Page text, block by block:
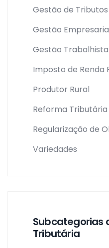
Gestão de Tributos
Gestão
Gestão Trabalhista
Imposto de Renda
Produtor Rural
Reforma Tributária
Regularização de
Variedades
Subcategorias
Tributária